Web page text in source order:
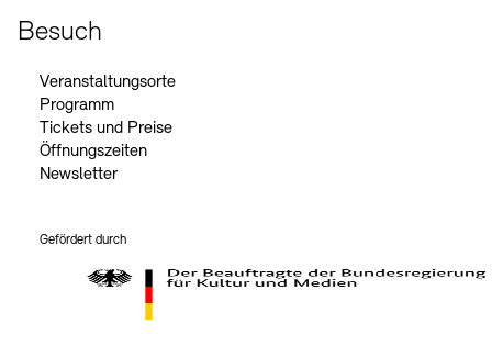
Besuch
Veranstaltungsorte
Programm
Tickets und Preise
Öffnungszeiten
Newsletter
Gefördert durch